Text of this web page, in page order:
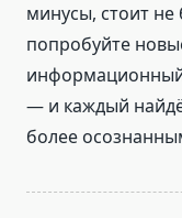
минусы, стоит не
попробуйте
— и каждый
более